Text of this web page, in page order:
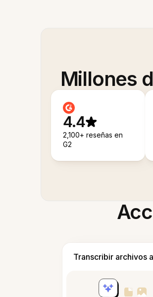
Millones
4.4
2,100+ reseñas en
G2
Transcribir archivos